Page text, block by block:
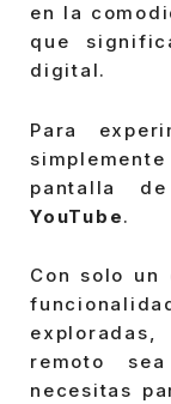
en la
que
digital.
Para
pantalla
YouTube.
Con solo
remoto
necesitas